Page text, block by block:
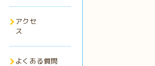
アクセ
ス
よくある質問